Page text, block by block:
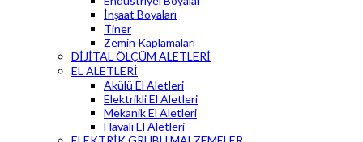
İnşaat Boyaları
Tiner
Zemin Kaplamaları
DİJİTAL ÖLÇÜM ALETLERİ
EL ALETLERİ
Akülü El Aletleri
Elektrikli El Aletleri
Mekanik El Aletleri
Havalı El Aletleri